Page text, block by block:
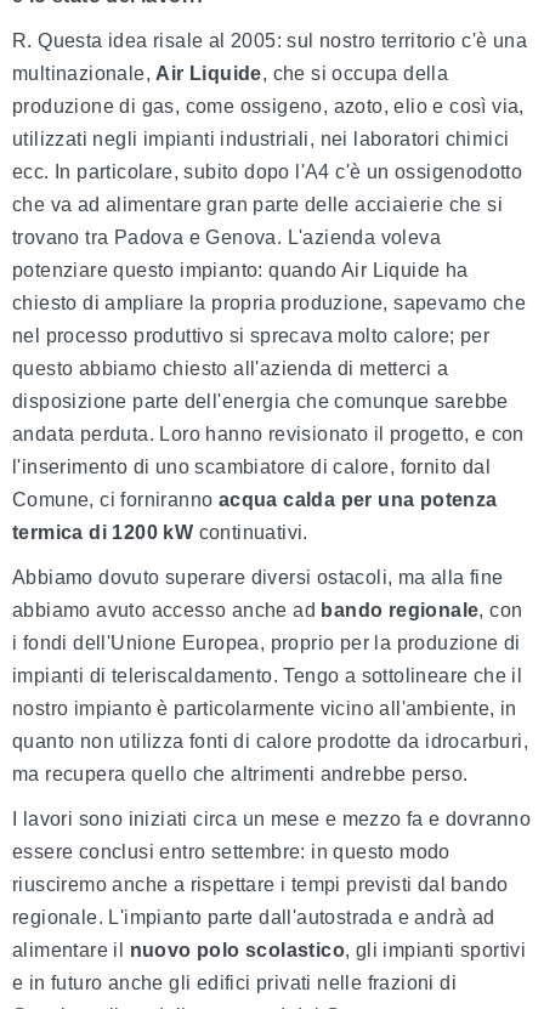
R. Questa idea risale al 2005: sul nostro territorio c'è una
multinazionale, Air Liquide, che si occupa della
produzione di gas, come ossigeno, azoto, elio e così via,
utilizzati negli impianti industriali, nei laboratori chimici
ecc. In particolare, subito dopo l'A4 c'è un ossigenodotto
che va ad alimentare gran parte delle acciaierie che si
trovano tra Padova e Genova. L'azienda voleva
potenziare questo impianto: quando Air Liquide ha
chiesto di ampliare la propria produzione, sapevamo che
nel processo produttivo si sprecava molto calore; per
questo abbiamo chiesto all'azienda di metterci a
disposizione parte dell'energia che comunque sarebbe
andata perduta. Loro hanno revisionato il progetto, e con
l'inserimento di uno scambiatore di calore, fornito dal
Comune, ci forniranno acqua calda per una potenza
termica di 1200 kW continuativi.
Abbiamo dovuto superare diversi ostacoli, ma alla fine
abbiamo avuto accesso anche ad bando regionale, con
i fondi dell'Unione Europea, proprio per la produzione di
impianti di teleriscaldamento. Tengo a sottolineare che il
nostro impianto è particolarmente vicino all'ambiente, in
quanto non utilizza fonti di calore prodotte da idrocarburi,
ma recupera quello che altrimenti andrebbe perso.
I lavori sono iniziati circa un mese e mezzo fa e dovranno
essere conclusi entro settembre: in questo modo
riusciremo anche a rispettare i tempi previsti dal bando
regionale. L'impianto parte dall'autostrada e andrà ad
alimentare il nuovo polo scolastico, gli impianti sportivi
e in futuro anche gli edifici privati nelle frazioni di